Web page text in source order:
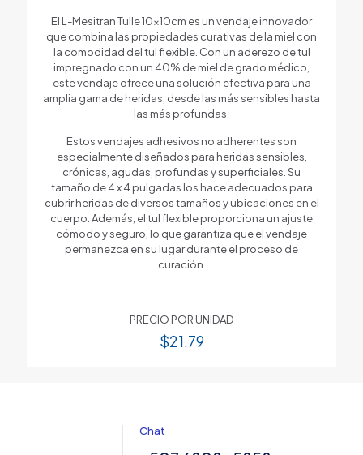
El L-Mesitran Tulle 10x10cm es un vendaje innovador
que combina las propiedades curativas de la miel con
la comodidad del tul flexible. Con un aderezo de tul
impregnado con un 40% de miel de grado médico,
este vendaje ofrece una solución efectiva para una
amplia gama de heridas, desde las más sensibles hasta
las más profundas.
Estos vendajes adhesivos no adherentes son
especialmente diseñados para heridas sensibles,
crónicas, agudas, profundas y superficiales. Su
tamaño de 4 x 4 pulgadas los hace adecuados para
cubrir heridas de diversos tamaños y ubicaciones en el
cuerpo. Además, el tul flexible proporciona un ajuste
cómodo y seguro, lo que garantiza que el vendaje
permanezca en su lugar durante el proceso de
curación.
PRECIO POR UNIDAD
$21.79
Chat